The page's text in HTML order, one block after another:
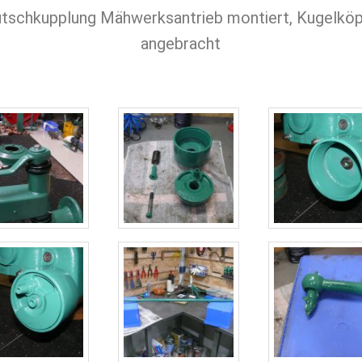
Mähwerksantrieb montiert,
angebracht